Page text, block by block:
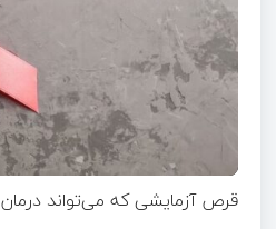
قرص آزمایشی که می‌تواند درمان HIV را متحول کند